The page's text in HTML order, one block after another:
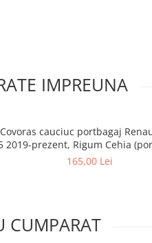
IMPREUNA
Covoras cauciuc portbagaj
2019-prezent, Rigum Cehia
mai jos)
165,00 Lei
CUMPARAT